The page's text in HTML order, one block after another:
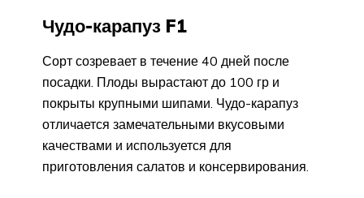
Чудо-карапуз F1
Сорт созревает в течение 40 дней после
посадки. Плоды вырастают до 100 гр и
покрыты крупными шипами. Чудо-карапуз
отличается замечательными вкусовыми
качествами и используется для
приготовления салатов и консервирования.